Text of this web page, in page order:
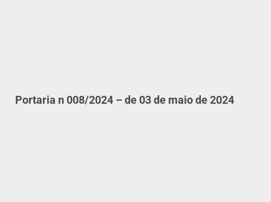
Portaria n 008/2024 – de 03 de maio de 2024